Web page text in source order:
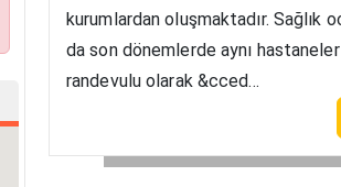
kurumlardan oluşmaktadır. Sağlık
da son dönemlerde aynı
randevulu olarak &cced...